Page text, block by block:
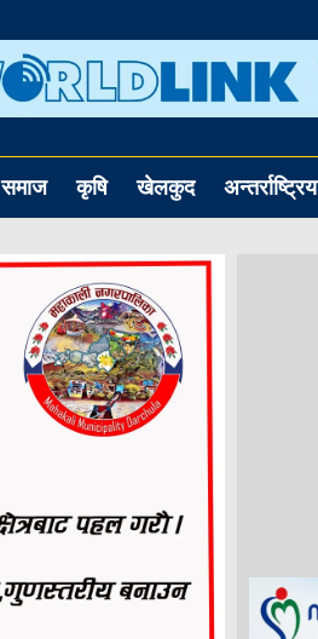
समाज कृषि खेलकुद अन्तर्राष्ट्रिय